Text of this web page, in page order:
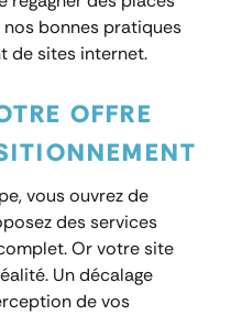
nos bonnes pratiques
de sites internet.
OFFRE
vous ouvrez de
des services
Or votre site
Un décalage
de vos